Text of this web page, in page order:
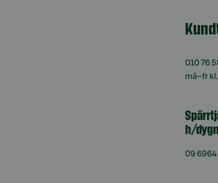
010 76
må–fr
h/
09